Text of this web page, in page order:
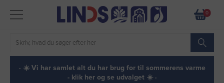
0
· ☀️ Vi har samlet alt du har brug for til sommerens varme
- klik her og se udvalget ☀️ ·